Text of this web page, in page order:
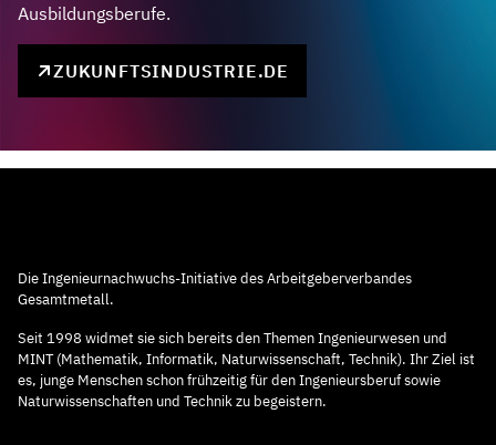
Ausbildungsberufe.
ZUKUNFTSINDUSTRIE.DE
Die Ingenieurnachwuchs-Initiative des Arbeitgeberverbandes
Gesamtmetall.
Seit 1998 widmet sie sich bereits den Themen Ingenieurwesen und
MINT (Mathematik, Informatik, Naturwissenschaft, Technik). Ihr Ziel ist
es, junge Menschen schon frühzeitig für den Ingenieursberuf sowie
Naturwissenschaften und Technik zu begeistern.